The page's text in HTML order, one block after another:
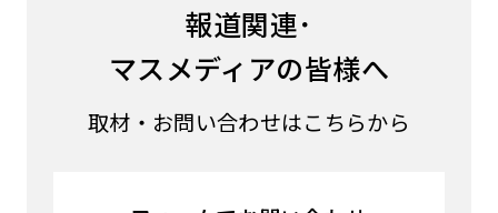
報道関連･
マスメディアの皆様へ
取材・お問い合わせはこちらから